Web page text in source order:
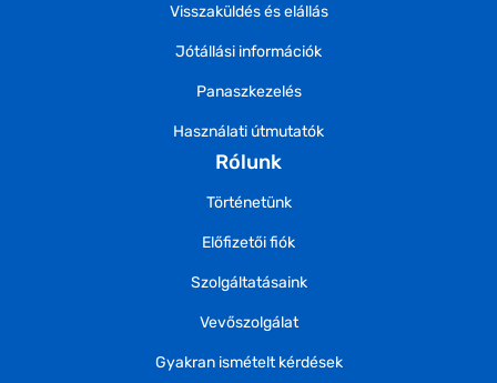
Visszaküldés és elállás
Jótállási információk
Panaszkezelés
Használati útmutatók
Rólunk
Történetünk
Előfizetői fiók
Szolgáltatásaink
Vevőszolgálat
Gyakran ismételt kérdések